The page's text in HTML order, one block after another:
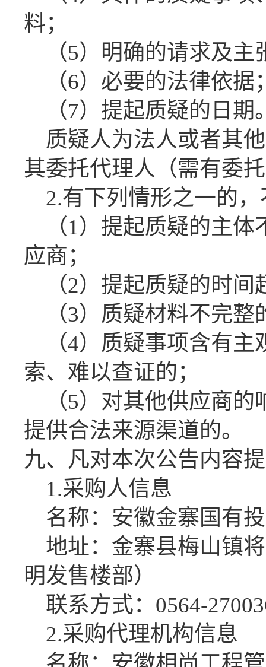
料；
（5）明确的请求及主
（6）必要的法律依据
（7）提起质疑的日期
质疑人为法人或者其
其委托代理人（需有委
2.有下列情形之一的
（1）提起质疑的主体
应商；
（2）提起质疑的时间
（3）质疑材料不完整
（4）质疑事项含有主
索、难以查证的；
（5）对其他供应商的
提供合法来源渠道的。
九、凡对本次公告内容
1.采购人信息
名称：安徽金寨国有
地址：金寨县梅山镇
明发售楼部）
联系方式： 0564-
2.采购代理机构信息